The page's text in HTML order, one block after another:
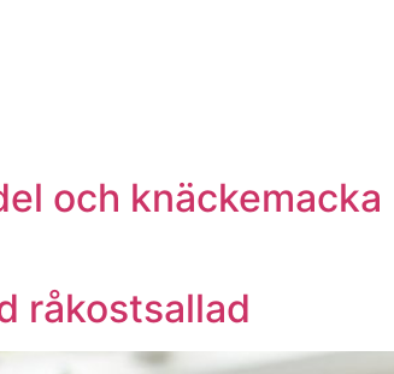
och knäckemacka
råkostsallad